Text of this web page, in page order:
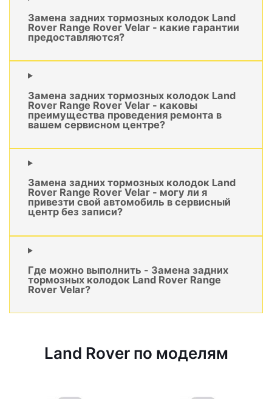
Замена задних тормозных колодок Land
Rover Range Rover Velar - какие гарантии
предоставляются?
Замена задних тормозных колодок Land
Rover Range Rover Velar - каковы
преимущества проведения ремонта в
вашем сервисном центре?
Замена задних тормозных колодок Land
Rover Range Rover Velar - могу ли я
привезти свой автомобиль в сервисный
центр без записи?
Где можно выполнить - Замена задних
тормозных колодок Land Rover Range
Rover Velar?
Land Rover по моделям